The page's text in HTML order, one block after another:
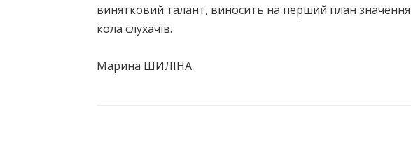
винятковий талант, виносить на перший план значення
кола слухачів.
Марина ШИЛІНА